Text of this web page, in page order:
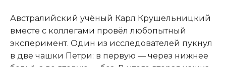
Австралийский учёный Карл Крушельницкий
вместе с коллегами провёл любопытный
эксперимент. Один из исследователей пукнул
в две чашки Петри: в первую — через нижнее